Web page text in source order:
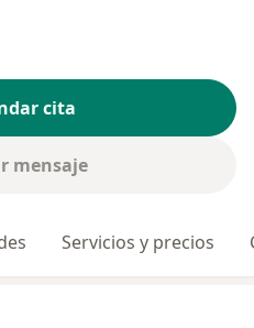
cita
mensaje
Servicios y precios